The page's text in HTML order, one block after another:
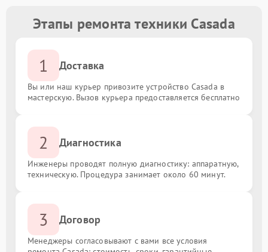
Этапы ремонта техники Casada
1 Доставка
Вы или наш курьер привозите устройство Casada в
мастерскую. Вызов курьера предоставляется бесплатно
2 Диагностика
Инженеры проводят полную диагностику: аппаратную,
техническую. Процедура занимает около 60 минут.
3 Договор
Менеджеры согласовывают с вами все условия